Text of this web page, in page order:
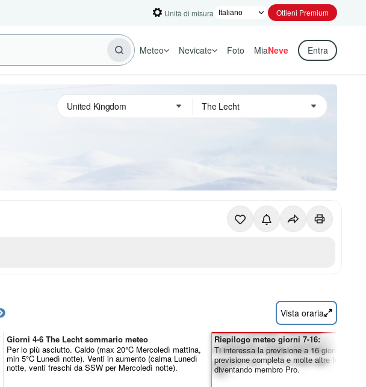
Unità di misura Ottieni Premium
Meteo Nevicate Foto MiaNeve Entra
Vista oraria
Giorni 4-6 The Lecht sommario meteo
Per lo più asciutto. Caldo (max 20°C Mercoledì mattina,
min 5°C Lunedì notte). Venti in aumento (calma Lunedì
notte, venti freschi da SSW per Mercoledì notte).
Riepilogo meteo giorni 7-16:
Ti interessa la previsione a 16 giorni?
previsione completa e molte altre
diventando membro Pro.